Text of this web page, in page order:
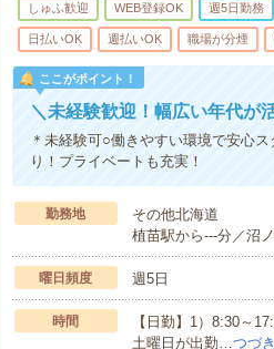
しゅふ歓迎 WEB登録OK 週5日勤務
日払いOK 週払いOK 職場が分煙
ここがポイント！
＼未経験歓迎！幅広い年代が
＊未経験可○働きやすい環境で安心
り！プライベートも充実！
勤務地
その他北海道
植苗駅から---分／沼
曜日頻度 週5日
時間
【日勤】1）8:30～
土曜日が出勤…つづ